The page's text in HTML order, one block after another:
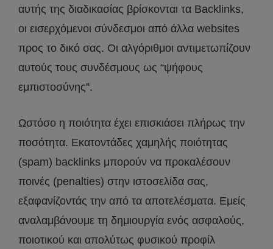
αυτής της διαδικασίας βρίσκονται τα Backlinks,
οι εισερχόμενοι σύνδεσμοι από άλλα websites
προς το δικό σας. Οι αλγόριθμοι αντιμετωπίζουν
αυτούς τους συνδέσμους ως “ψήφους
εμπιστοσύνης”.
Ωστόσο η ποιότητα έχει επισκιάσει πλήρως την
ποσότητα. Εκατοντάδες χαμηλής ποιότητας
(spam) backlinks μπορούν να προκαλέσουν
ποινές (penalties) στην ιστοσελίδα σας,
εξαφανίζοντάς την από τα αποτελέσματα. Εμείς
αναλαμβάνουμε τη δημιουργία ενός ασφαλούς,
ποιοτικού και απολύτως φυσικού προφίλ